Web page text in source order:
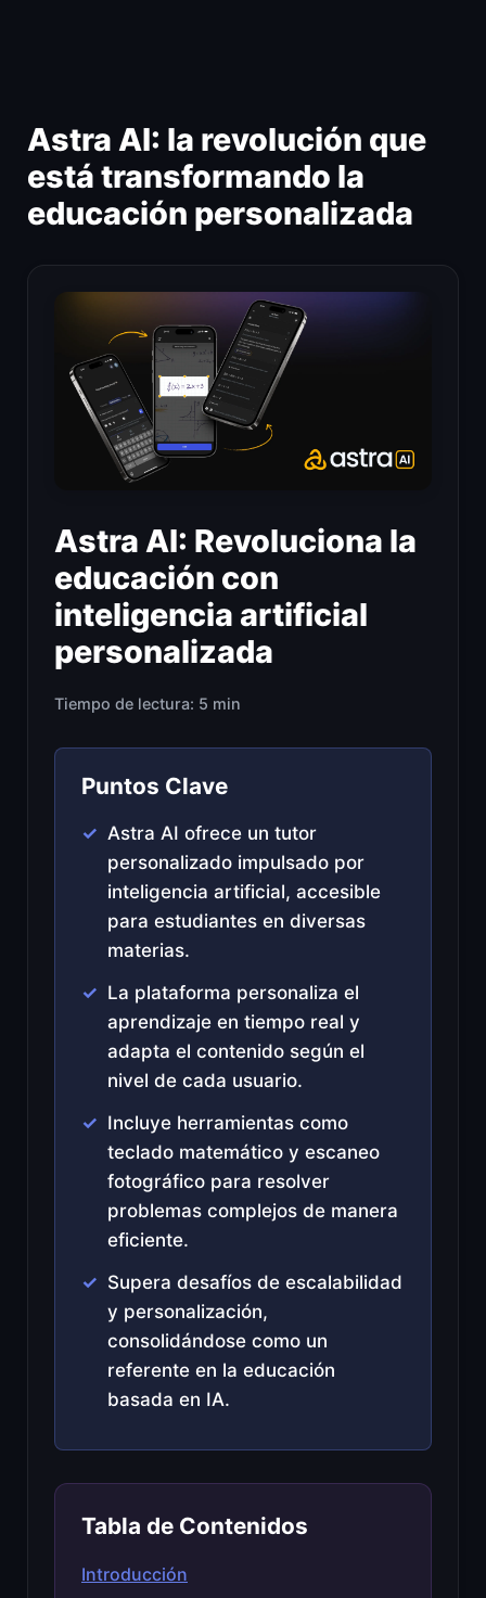
Astra AI: la revolución que
está transformando la
educación personalizada
Astra AI: Revoluciona la
educación con
inteligencia artificial
personalizada
Tiempo de lectura: 5 min
Puntos Clave
Astra AI ofrece un tutor
personalizado impulsado por
inteligencia artificial, accesible
para estudiantes en diversas
materias.
La plataforma personaliza el
aprendizaje en tiempo real y
adapta el contenido según el
nivel de cada usuario.
Incluye herramientas como
teclado matemático y escaneo
fotográfico para resolver
problemas complejos de manera
eficiente.
Supera desafíos de escalabilidad
y personalización,
consolidándose como un
referente en la educación
basada en IA.
Tabla de Contenidos
Introducción